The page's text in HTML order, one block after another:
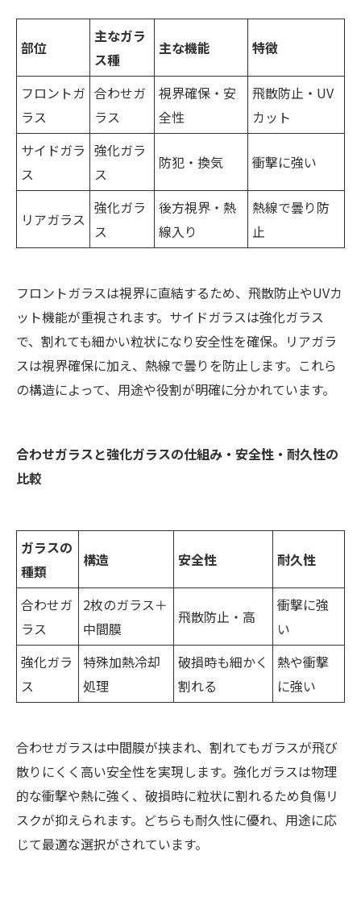
部位
主なガラ
ス種
主な機能 特徴
フロントガ
ラス
合わせガ
ラス
視界確保・安
全性
飛散防止・UV
カット
サイドガラ
ス
強化ガラ
ス
防犯・換気 衝撃に強い
リアガラス
強化ガラ
ス
後方視界・熱
線入り
熱線で曇り防
止
フロントガラスは視界に直結するため、飛散防止やUVカ
ット機能が重視されます。サイドガラスは強化ガラス
で、割れても細かい粒状になり安全性を確保。リアガラ
スは視界確保に加え、熱線で曇りを防止します。これら
の構造によって、用途や役割が明確に分かれています。
合わせガラスと強化ガラスの仕組み・安全性・耐久性の
比較
ガラスの
種類
構造 安全性 耐久性
合わせガ
ラス
2枚のガラス＋
中間膜
飛散防止・高
衝撃に強
い
強化ガラ
ス
特殊加熱冷却
処理
破損時も細かく
割れる
熱や衝撃
に強い
合わせガラスは中間膜が挟まれ、割れてもガラスが飛び
散りにくく高い安全性を実現します。強化ガラスは物理
的な衝撃や熱に強く、破損時に粒状に割れるため負傷リ
スクが抑えられます。どちらも耐久性に優れ、用途に応
じて最適な選択がされています。